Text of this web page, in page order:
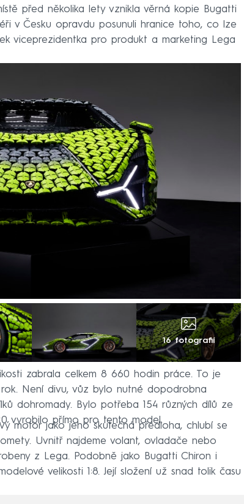
před několika lety vznikla věrná kopie Bugatti
v Česku opravdu posunuli hranice toho, co lze
viceprezidentka pro produkt a marketing Lega
16 fotografií
zabrala celkem 8 660 hodin práce. To je
Není divu, vůz bylo nutné dopodrobna
dohromady. Bylo potřeba 154 různých dílů ze
vyrobilo přímo pro tento model.
motor jako jeho skutečná předloha, chlubí se
Uvnitř najdeme volant, ovladače nebo
z Lega. Podobně jako Bugatti Chiron i
velikosti 1:8. Její složení už snad tolik času